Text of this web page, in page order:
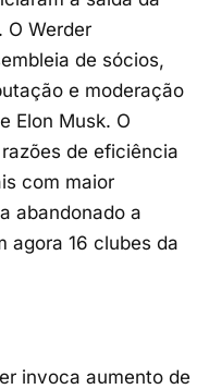
O Werder
de sócios,
e moderação
Elon Musk. O
de eficiência
com maior
abandonado a
agora 16 clubes da
invoca aumento de